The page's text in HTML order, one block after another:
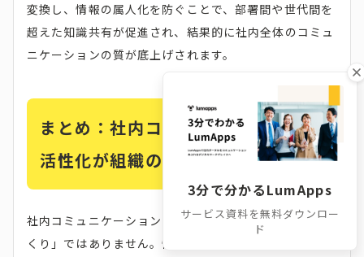
変換し、情報の属人化を防ぐことで、部署間や世代間を
超えた知識共有が促進され、結果的に社内全体のコミュ
ニケーションの質が底上げされます。
まとめ：社内コミュニケーションの
活性化が組織の未来を変える
社内コミュニケーションの活性化は、単なる「雰囲気づ
くり」ではありません。情報共有のスピードと質を高
3分で分かるLumApps
サービス資料を無料ダウンロー
ド